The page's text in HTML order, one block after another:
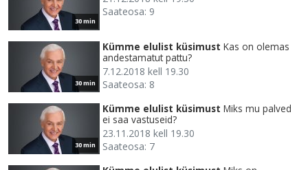
30 min
Saateosa: 9
30 min
Kümme elulist küsimust Kas on olemas
andestamatut pattu?
7.12.2018 kell 19.30
Saateosa: 8
30 min
Kümme elulist küsimust Miks mu palved
ei saa vastuseid?
23.11.2018 kell 19.30
Saateosa: 7